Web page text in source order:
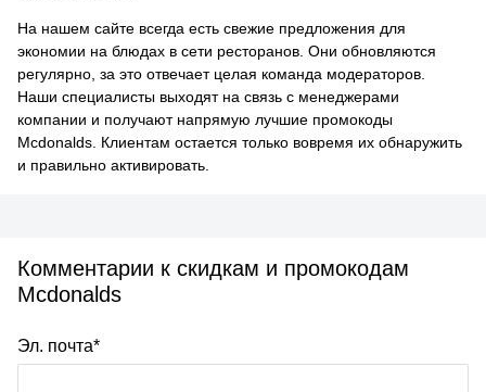
На нашем сайте всегда есть свежие предложения для
экономии на блюдах в сети ресторанов. Они обновляются
регулярно, за это отвечает целая команда модераторов.
Наши специалисты выходят на связь с менеджерами
компании и получают напрямую лучшие промокоды
Mcdonalds. Клиентам остается только вовремя их обнаружить
и правильно активировать.
Комментарии к скидкам и промокодам
Mcdonalds
Эл. почта*